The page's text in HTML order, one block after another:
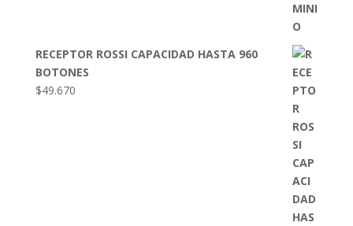
RECEPTOR ROSSI CAPACIDAD HASTA 960
BOTONES
$49.670